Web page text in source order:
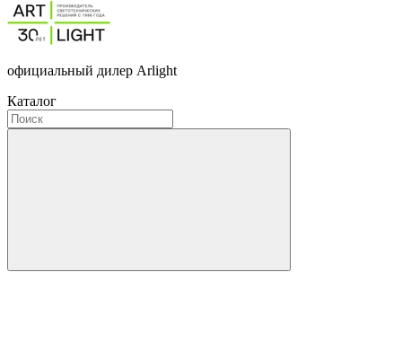
официальный дилер Arlight
Каталог